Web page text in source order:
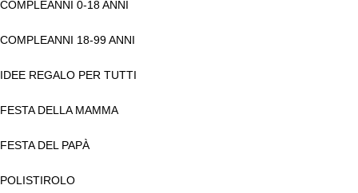
COMPLEANNI 0-18 ANNI
COMPLEANNI 18-99 ANNI
IDEE REGALO PER TUTTI
FESTA DELLA MAMMA
FESTA DEL PAPÀ
POLISTIROLO